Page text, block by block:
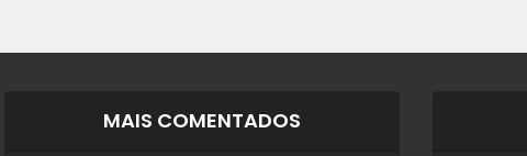
MAIS COMENTADOS